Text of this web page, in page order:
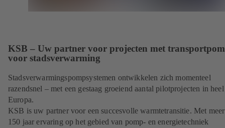
KSB – Uw partner voor projecten met
voor stadsverwarming
Stadsverwarmingspompsystemen ontwikkelen zich momenteel
razendsnel – met een gestaag groeiend aantal pilotprojecten in heel
Europa.
KSB is uw partner voor een succesvolle warmtetransitie. Met
150 jaar ervaring op het gebied van pomp- en energietechniek